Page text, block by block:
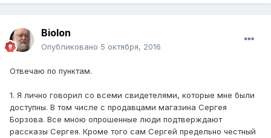
Biolon
Опубликовано 5 октября, 2016
Отвечаю по пунктам.
1. Я лично говорил со всеми свидетелями, которые мне были
доступны. В том числе с продавцами магазина Сергея
Борзова. Все мною опрошенные люди подтверждают
рассказы Сергея. Кроме того сам Сергей предельно честный